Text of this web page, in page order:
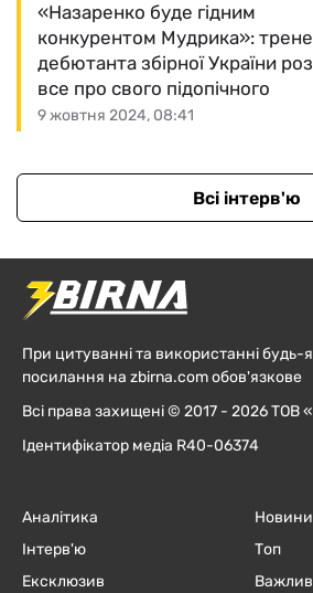
9 жовтня 2024, 08:41
«Назаренко буде гідним
конкурентом Мудрика»:
дебютанта збірної України
все про свого підопічного
Всі інтерв'ю
При цитуванні та використанні будь-
посилання на zbirna.com обов'язкове
Всі права захищені © 2017 - 2026 ТОВ
Ідентифікатор медіа R40-06374
Аналітика
Інтерв'ю
Ексклюзив
Новини
Топ